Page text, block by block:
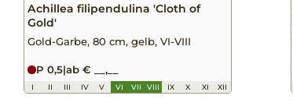
Achillea filipendulina 'Cloth of
Gold'
Gold-Garbe, 80 cm, gelb, VI-VIII
P 0,5|ab € __,__
I II III IV V VI VII VIII IX X XI XII